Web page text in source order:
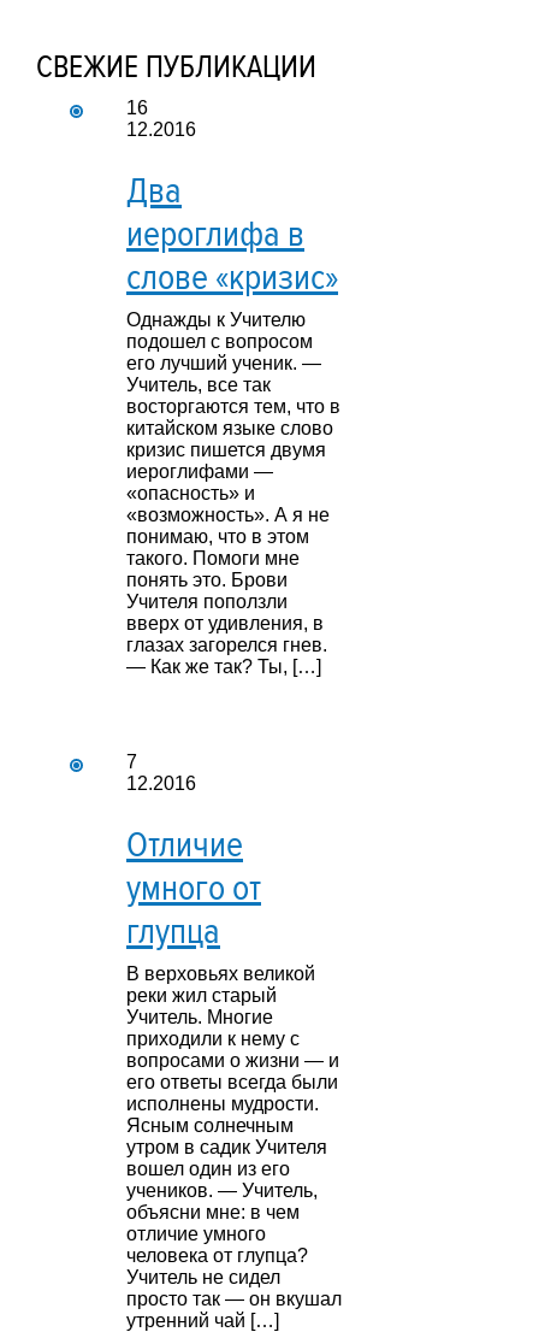
СВЕЖИЕ ПУБЛИКАЦИИ
16
12.2016
Два
иероглифа в
слове «кризис»
Однажды к Учителю
подошел с вопросом
его лучший ученик. —
Учитель, все так
восторгаются тем, что в
китайском языке слово
кризис пишется двумя
иероглифами —
«опасность» и
«возможность». А я не
понимаю, что в этом
такого. Помоги мне
понять это. Брови
Учителя поползли
вверх от удивления, в
глазах загорелся гнев.
— Как же так? Ты, […]
7
12.2016
Отличие
умного от
глупца
В верховьях великой
реки жил старый
Учитель. Многие
приходили к нему с
вопросами о жизни — и
его ответы всегда были
исполнены мудрости.
Ясным солнечным
утром в садик Учителя
вошел один из его
учеников. — Учитель,
объясни мне: в чем
отличие умного
человека от глупца?
Учитель не сидел
просто так — он вкушал
утренний чай […]